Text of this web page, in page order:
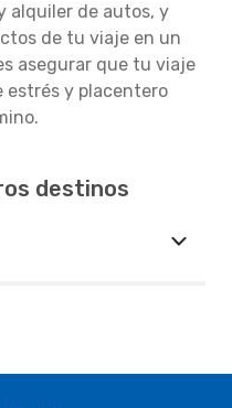
alquiler de autos, y
de tu viaje en un
asegurar que tu viaje
estrés y placentero
destinos